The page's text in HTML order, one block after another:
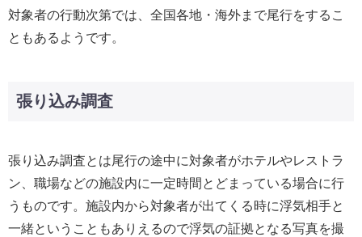
対象者の行動次第では、全国各地・海外まで尾行をするこ
ともあるようです。
張り込み調査
張り込み調査とは尾行の途中に対象者がホテルやレストラ
ン、職場などの施設内に一定時間とどまっている場合に行
うものです。施設内から対象者が出てくる時に浮気相手と
一緒ということもありえるので浮気の証拠となる写真を撮